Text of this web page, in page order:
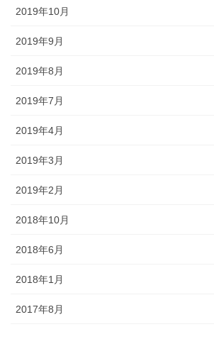
2019年10月
2019年9月
2019年8月
2019年7月
2019年4月
2019年3月
2019年2月
2018年10月
2018年6月
2018年1月
2017年8月